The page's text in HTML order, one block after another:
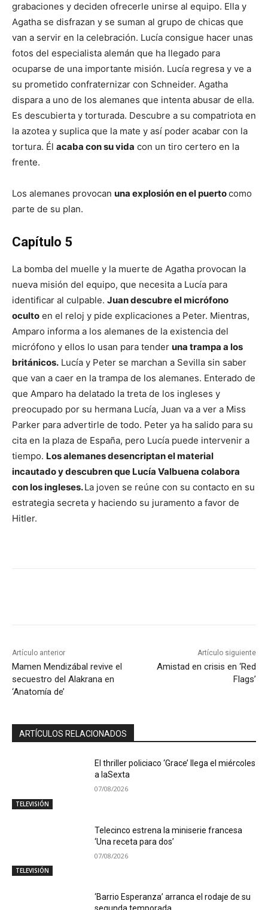
grabaciones y deciden ofrecerle unirse al equipo. Ella y
Agatha se disfrazan y se suman al grupo de chicas que
van a servir en la celebración. Lucía consigue hacer unas
fotos del especialista alemán que ha llegado para
ocuparse de una importante misión. Lucía regresa y ve a
su prometido confraternizar con Schneider. Agatha
dispara a uno de los alemanes que intenta abusar de ella.
Es descubierta y torturada. Descubre a su compatriota en
la azotea y suplica que la mate y así poder acabar con la
tortura. Él acaba con su vida con un tiro certero en la
frente.
Los alemanes provocan una explosión en el puertocomo
parte de su plan.
Capítulo 5
La bomba del muelle y la muerte de Agatha provocan la
nueva misión del equipo, que necesita a Lucía para
identificar al culpable. Juan descubre el micrófono
oculto en el reloj y pide explicaciones a Peter. Mientras,
Amparo informa a los alemanes de la existencia del
micrófono y ellos lo usan para tender una trampa a los
británicos. Lucía y Peter se marchan a Sevilla sin saber
que van a caer en la trampa de los alemanes. Enterado de
que Amparo ha delatado la treta de los ingleses y
preocupado por su hermana Lucía, Juan va a ver a Miss
Parker para advertirle de todo. Peter ya ha salido para su
cita en la plaza de España, pero Lucía puede intervenir a
tiempo. Los alemanes desencriptan el material
incautado y descubren que Lucía Valbuena colabora
con los ingleses.La joven se reúne con su contacto en su
estrategia secreta y haciendo su juramento a favor de
Hitler.
Artículo anterior
Mamen Mendizábal revive el
secuestro del Alakrana en
‘Anatomía de’
Artículo siguiente
Amistad en crisis en ‘Red
Flags’
ARTÍCULOS RELACIONADOS
TELEVISIÓN
El thriller policiaco ‘Grace’ llega el miércoles
a laSexta
07/08/2026
TELEVISIÓN
Telecinco estrena la miniserie francesa
‘Una receta para dos’
07/08/2026
‘Barrio Esperanza’ arranca el rodaje de su